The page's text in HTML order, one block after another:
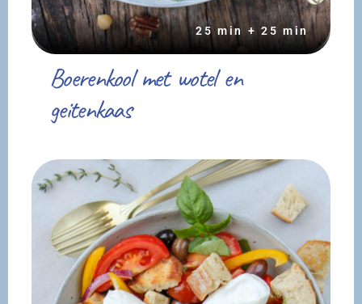
Boerenkool met wotel en
geitenkaas
25 min + 25 min